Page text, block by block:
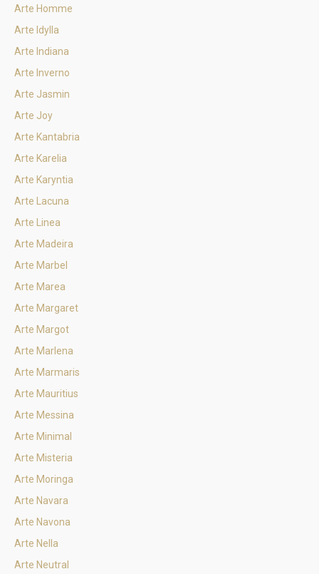
Arte Homme
Arte Idylla
Arte Indiana
Arte Inverno
Arte Jasmin
Arte Joy
Arte Kantabria
Arte Karelia
Arte Karyntia
Arte Lacuna
Arte Linea
Arte Madeira
Arte Marbel
Arte Marea
Arte Margaret
Arte Margot
Arte Marlena
Arte Marmaris
Arte Mauritius
Arte Messina
Arte Minimal
Arte Misteria
Arte Moringa
Arte Navara
Arte Navona
Arte Nella
Arte Neutral